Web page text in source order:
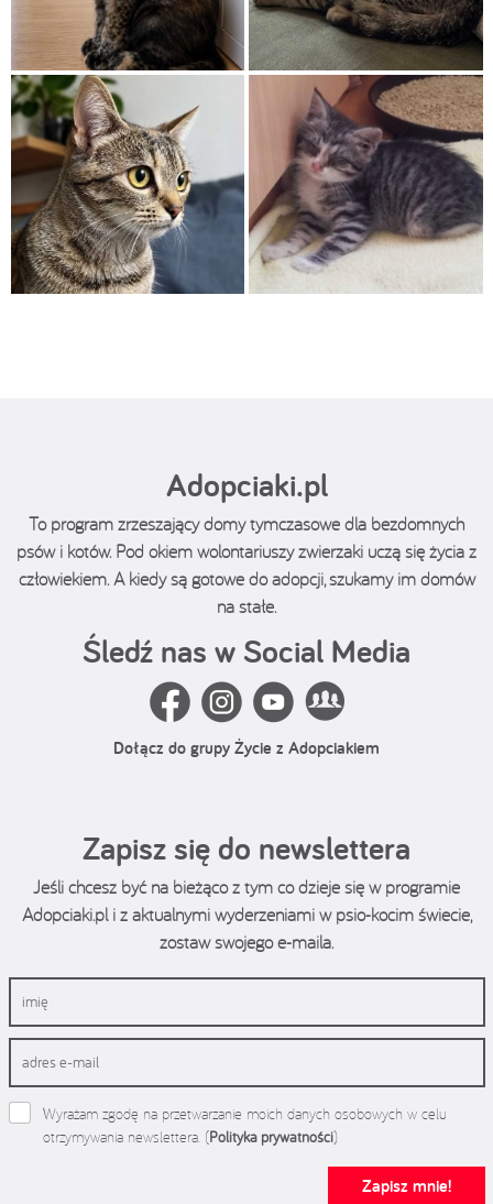
Adopciaki.pl
To program zrzeszający domy tymczasowe dla bezdomnych
psów i kotów. Pod okiem wolontariuszy zwierzaki uczą się życia z
człowiekiem. A kiedy są gotowe do adopcji, szukamy im domów
na stałe.
Śledź nas w Social Media
Dołącz do grupy Życie z Adopciakiem
Zapisz się do newslettera
Jeśli chcesz być na bieżąco z tym co dzieje się w programie
Adopciaki.pl i z aktualnymi wyderzeniami w psio-kocim świecie,
zostaw swojego e-maila.
Wyrażam zgodę na przetwarzanie moich danych osobowych w celu
otrzymywania newslettera. (Polityka prywatności)
Zapisz mnie!